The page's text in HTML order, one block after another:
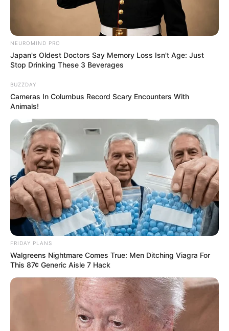
NEUROMIND PRO
Japan's Oldest Doctors Say Memory Loss Isn't Age: Just
Stop Drinking These 3 Beverages
BUZZDAY
Cameras In Columbus Record Scary Encounters With
Animals!
FRIDAY PLANS
Walgreens Nightmare Comes True: Men Ditching Viagra For
This 87¢ Generic Aisle 7 Hack